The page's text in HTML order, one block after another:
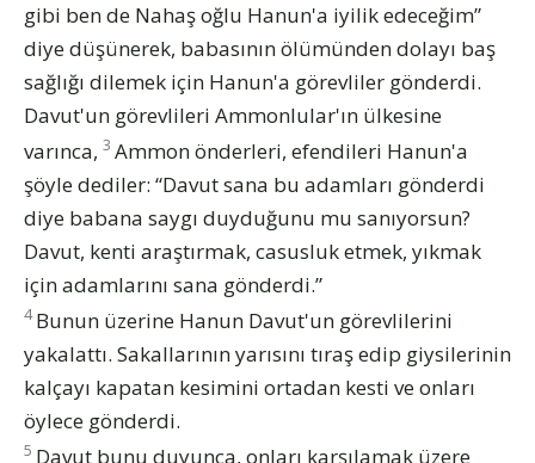
gibi ben de Nahaş oğlu Hanun'a iyilik edeceğim”
diye düşünerek, babasının ölümünden dolayı baş
sağlığı dilemek için Hanun'a görevliler gönderdi.
Davut'un görevlileri Ammonlular'ın ülkesine
varınca, 3 Ammon önderleri, efendileri Hanun'a
şöyle dediler: “Davut sana bu adamları gönderdi
diye babana saygı duyduğunu mu sanıyorsun?
Davut, kenti araştırmak, casusluk etmek, yıkmak
için adamlarını sana gönderdi.”
4 Bunun üzerine Hanun Davut'un görevlilerini
yakalattı. Sakallarının yarısını tıraş edip giysilerinin
kalçayı kapatan kesimini ortadan kesti ve onları
öylece gönderdi.
5 Davut bunu duyunca, onları karşılamak üzere